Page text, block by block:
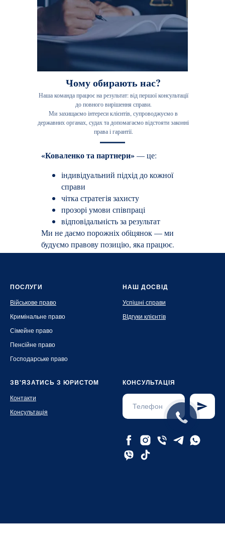
Чому обирають нас?
«Коваленко та партнери»— це:
індивідуальний підхід до кожної
справи
чітка стратегія захисту
прозорі умови співпраці
відповідальність за результат
Ми не даємо порожніх обіцянок — ми
будуємо правову позицію, яка працює.
Наша команда працює на результат: від першої консультації
до повного вирішення справи.
Ми захищаємо інтереси клієнтів, супроводжуємо в
державних органах, судах та допомагаємо відстояти законні
права і гарантії.
ПОСЛУГИ
Військове право
Кримінальне право
Сімейне право
Пенсійне право
Господарське право
НАШ ДОСВІД
Успішні справи
ВІдгуки клієнтів
ЗВ'ЯЗАТИСЬ З ЮРИСТОМ
Контакти
Консультація
КОНСУЛЬТАЦІЯ